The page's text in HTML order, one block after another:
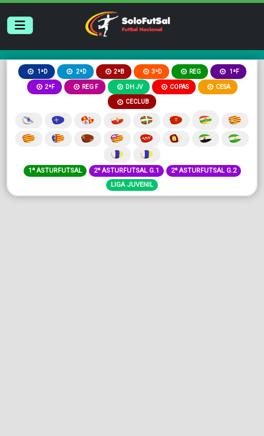
1ªD 2ªD 2ªB 3ªD REG 1ªF
2ªF REG F DH JV COPAS CESA
CECLUB
1ª ASTURFUTSAL 2ª ASTURFUTSAL G.1
2ª ASTURFUTSAL G.2
LIGA JUVENIL